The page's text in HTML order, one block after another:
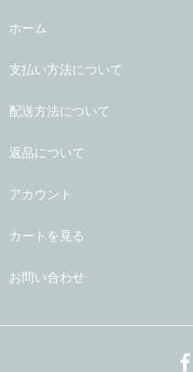
ホーム
支払い方法について
配送方法について
返品について
アカウント
カートを見る
お問い合わせ